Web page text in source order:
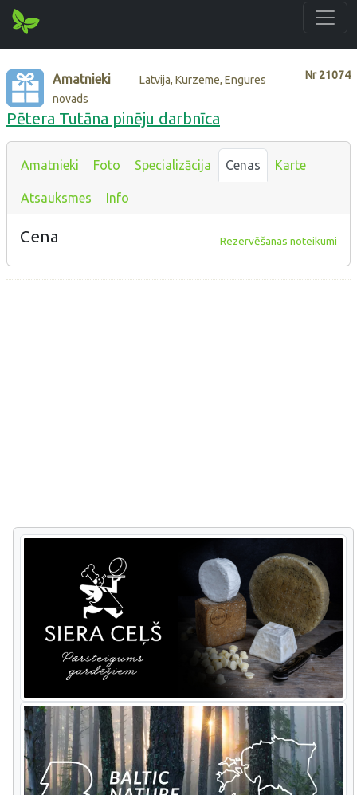
Nr21074
Amatnieki
Latvija, Kurzeme, Engures
novads
Pētera Tutāna pinēju darbnīca
Amatnieki Foto Specializācija Cenas Karte
Atsauksmes Info
Cena Rezervēšanas noteikumi